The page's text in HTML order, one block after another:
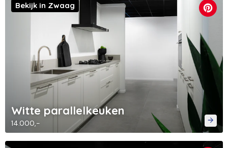
Witte parallelkeuken
14.000,-
Bekijk in Zwaag